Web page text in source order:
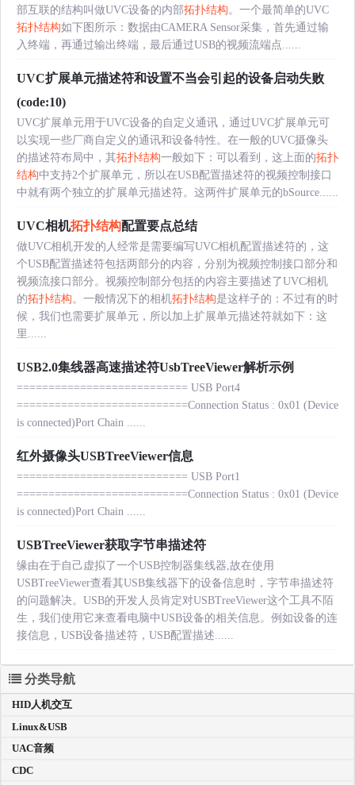
部互联的结构叫做UVC设备的内部拓扑结构。一个最简单的UVC
拓扑结构如下图所示：数据由CAMERA Sensor采集，首先通过输
入终端，再通过输出终端，最后通过USB的视频流端点......
UVC扩展单元描述符和设置不当会引起的设备启动失败
(code:10)
UVC扩展单元用于UVC设备的自定义通讯，通过UVC扩展单元可
以实现一些厂商自定义的通讯和设备特性。在一般的UVC摄像头
的描述符布局中，其拓扑结构一般如下：可以看到，这上面的拓扑
结构中支持2个扩展单元，所以在USB配置描述符的视频控制接口
中就有两个独立的扩展单元描述符。这两件扩展单元的bSource......
UVC相机拓扑结构配置要点总结
做UVC相机开发的人经常是需要编写UVC相机配置描述符的，这
个USB配置描述符包括两部分的内容，分别为视频控制接口部分和
视频流接口部分。视频控制部分包括的内容主要描述了UVC相机
的拓扑结构。一般情况下的相机拓扑结构是这样子的：不过有的时
候，我们也需要扩展单元，所以加上扩展单元描述符就如下：这
里......
USB2.0集线器高速描述符UsbTreeViewer解析示例
=========================== USB Port4
===========================Connection Status : 0x01 (Device
is connected)Port Chain ......
红外摄像头USBTreeViewer信息
=========================== USB Port1
===========================Connection Status : 0x01 (Device
is connected)Port Chain ......
USBTreeViewer获取字节串描述符
缘由在于自己虚拟了一个USB控制器集线器,故在使用
USBTreeViewer查看其USB集线器下的设备信息时，字节串描述符
的问题解决。USB的开发人员肯定对USBTreeViewer这个工具不陌
生，我们使用它来查看电脑中USB设备的相关信息。例如设备的连
接信息，USB设备描述符，USB配置描述......
分类导航
HID人机交互
Linux&USB
UAC音频
CDC